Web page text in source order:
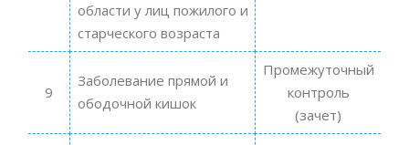
области у лиц пожилого и
старческого возраста
9
Заболевание прямой и
ободочной кишок
Промежуточный
контроль
(зачет)